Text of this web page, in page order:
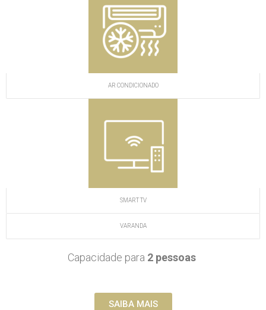
AR CONDICIONADO
SMART TV
VARANDA
Capacidade para 2 pessoas
SAIBA MAIS